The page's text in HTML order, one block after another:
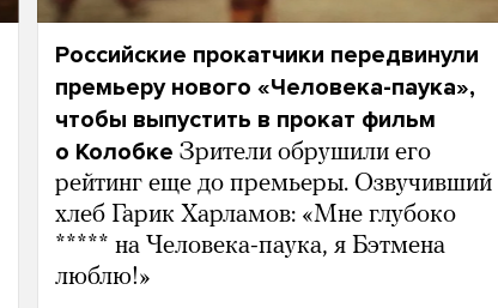
Российские прокатчики передвинули
премьеру нового «Человека-паука»,
чтобы выпустить в прокат фильм
о Колобке Зрители обрушили его
рейтинг еще до премьеры. Озвучивший
хлеб Гарик Харламов: «Мне глубоко
***** на Человека-паука, я Бэтмена
люблю!»